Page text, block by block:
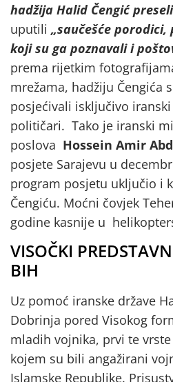
hadžija Halid Čengić
uputili „saučešće
koji su ga poznavali i
prema rijetkim
mrežama, hadžiju Čengića
posjećivali isključivo
političari. Tako je iranski
poslova Hossein Amir
posjete Sarajevu u
program posjetu uključio i
Čengiću. Moćni čovjek
godine kasnije u
VISOČKI
BIH
Uz pomoć iranske države
Dobrinja pored Visokog
mladih vojnika, prvi te
kojem su bili angažirani
Islamske Republike.